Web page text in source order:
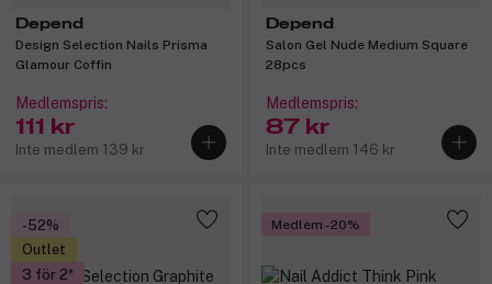
Depend
Design Selection Nails Prisma
Glamour Coffin
Medlemspris:
111 kr
Inte medlem 139 kr
Depend
Salon Gel Nude Medium Square
28pcs
Medlemspris:
87 kr
Inte medlem 146 kr
-52%
Outlet
3 för 2
Medlem -20%